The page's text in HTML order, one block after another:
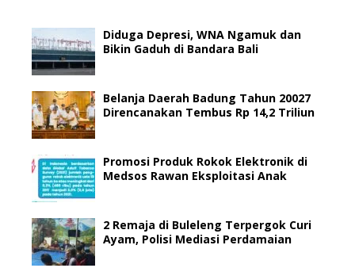
Diduga Depresi, WNA Ngamuk dan
Bikin Gaduh di Bandara Bali
Belanja Daerah Badung Tahun 20027
Direncanakan Tembus Rp 14,2 Triliun
Promosi Produk Rokok Elektronik di
Medsos Rawan Eksploitasi Anak
2 Remaja di Buleleng Terpergok Curi
Ayam, Polisi Mediasi Perdamaian